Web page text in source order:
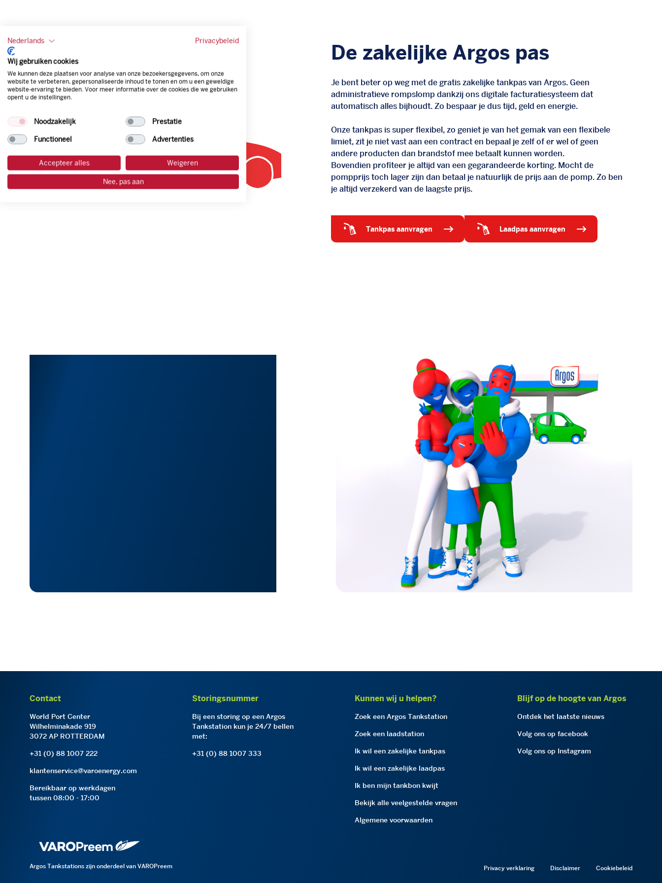
De zakelijke Argos pas
Je bent beter op weg met de gratis zakelijke tankpas van Argos. Geen
administratieve rompslomp dankzij ons digitale facturatiesysteem dat
automatisch alles bijhoudt. Zo bespaar je dus tijd, geld en energie.
Onze tankpas is super flexibel, zo geniet je van het gemak van een flexibele
limiet, zit je niet vast aan een contract en bepaal je zelf of er wel of geen
andere producten dan brandstof mee betaalt kunnen worden.
Bovendien profiteer je altijd van een gegarandeerde korting. Mocht de
pompprijs toch lager zijn dan betaal je natuurlijk de prijs aan de pomp. Zo ben
je altijd verzekerd van de laagste prijs.
tankpas aanvragen laadpas aanvragen
Contact
World Port Center
Wilhelminakade 919
3072 AP ROTTERDAM
+31 (0) 88 1007 222
klantenservice@varoenergy.com
Bereikbaar op werkdagen
tussen 08:00 - 17:00
Storingsnummer
Bij een storing op een Argos
Tankstation kun je 24/7 bellen
met:
+31 (0) 88 1007 333
Kunnen wij u helpen?
Zoek een Argos Tankstation
Zoek een laadstation
Ik wil een zakelijke tankpas
Ik wil een zakelijke laadpas
Ik ben mijn tankbon kwijt
Bekijk alle veelgestelde vragen
Algemene voorwaarden
Blijf op de hoogte van Argos
Ontdek het laatste nieuws
Volg ons op facebook
Volg ons op Instagram
Argos Tankstations zijn onderdeel van VAROPreem Privacy verklaring Disclaimer Cookiebeleid
Nederlands Privacybeleid
Wij gebruiken cookies
We kunnen deze plaatsen voor analyse van onze bezoekersgegevens, om onze
website te verbeteren, gepersonaliseerde inhoud te tonen en om u een geweldige
website-ervaring te bieden. Voor meer informatie over de cookies die we gebruiken
opent u de instellingen.
Noodzakelijk Prestatie
Functioneel Advertenties
Accepteer alles Weigeren
Nee, pas aan